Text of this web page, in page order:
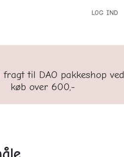
LOG IND
fragt til DAO pakkeshop ved
køb over 600,-